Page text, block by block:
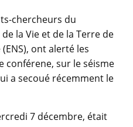
chercheurs du
la Vie et de la Terre de
ont alerté les
conférene, sur le séisme
a secoué récemment le
7 décembre, était